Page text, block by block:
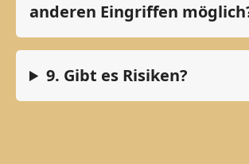
anderen Eingriffen
9. Gibt es Risiken?